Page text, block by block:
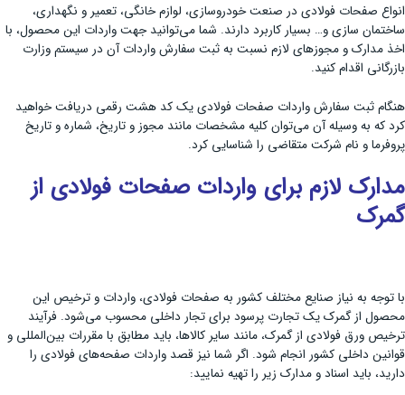
انواع صفحات فولادی در صنعت خودروسازی، لوازم خانگی، تعمیر و نگهداری،
ساختمان سازی و… بسیار کاربرد دارند. شما می‌توانید جهت واردات این محصول، با
اخذ مدارک و مجوزهای لازم نسبت به ثبت سفارش واردات آن در سیستم وزارت
بازرگانی اقدام کنید.
هنگام ثبت سفارش واردات صفحات فولادی یک کد هشت رقمی دریافت خواهید
کرد که به وسیله آن می‌توان کلیه مشخصات مانند مجوز و تاریخ، شماره و تاریخ
پروفرما و نام شرکت متقاضی را شناسایی کرد.
مدارک لازم برای واردات صفحات فولادی از
گمرک
با توجه به نیاز صنایع مختلف کشور به صفحات فولادی، واردات و ترخیص این
محصول از گمرک یک تجارت پرسود برای تجار داخلی محسوب می‌شود. فرآیند
ترخیص ورق فولادی از گمرک، مانند سایر کالاها، باید مطابق با مقررات بین‌المللی و
قوانین داخلی کشور انجام شود. اگر شما نیز قصد واردات صفحه‌های فولادی را
دارید، باید اسناد و مدارک زیر را تهیه نمایید: